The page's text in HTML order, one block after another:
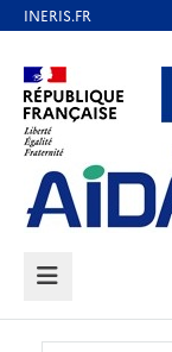
contenu
principal
Aller au
Aller au pied
MENU